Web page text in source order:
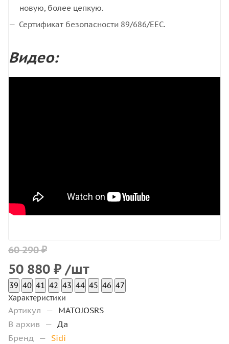
новую, более цепкую.
Сертификат безопасности 89/686/EEC.
Видео:
60 290 ₽
50 880 ₽ /шт
39 40 41 42 43 44 45 46 47
Характеристики
Артикул — MATOJOSRS
В архив — Да
Бренд — Sidi